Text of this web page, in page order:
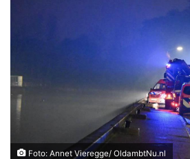
Foto: Annet Vieregge/ OldambtNu.nl